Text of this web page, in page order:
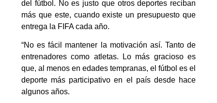
del fútbol. No es justo que otros deportes reciban
más que este, cuando existe un presupuesto que
entrega la FIFA cada año.
“No es fácil mantener la motivación así. Tanto de
entrenadores como atletas. Lo más gracioso es
que, al menos en edades tempranas, el fútbol es el
deporte más participativo en el país desde hace
algunos años.